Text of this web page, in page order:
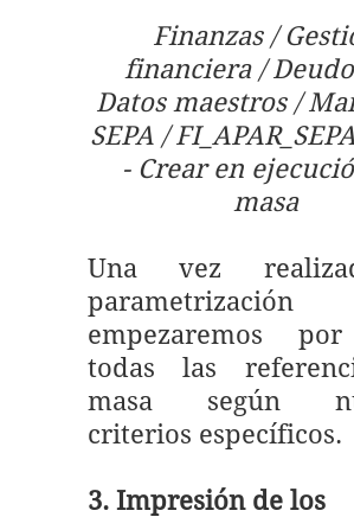
Finanzas /
financiera /
Datos maestros /
SEPA /
- Crear en
masa
Una vez
parametrización
empezaremos
todas las
masa según
criterios específicos.
3. Impresión de los